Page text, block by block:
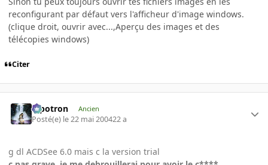
reconfigurant par défaut vers l'afficheur d'image windows.
(clique droit, ouvrir avec...,Aperçu des images et des
télécopies windows)
Citer
Pipotron Ancien
Posté(e) le 22 mai 200422 a
g dl ACDSee 6.0 mais c la version trial